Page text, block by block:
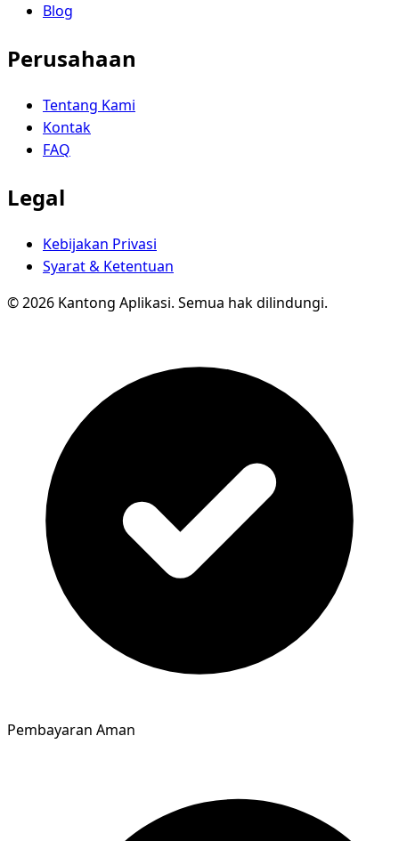
Blog
Perusahaan
Tentang Kami
Kontak
FAQ
Legal
Kebijakan Privasi
Syarat & Ketentuan
© 2026 Kantong Aplikasi. Semua hak dilindungi.
Pembayaran Aman